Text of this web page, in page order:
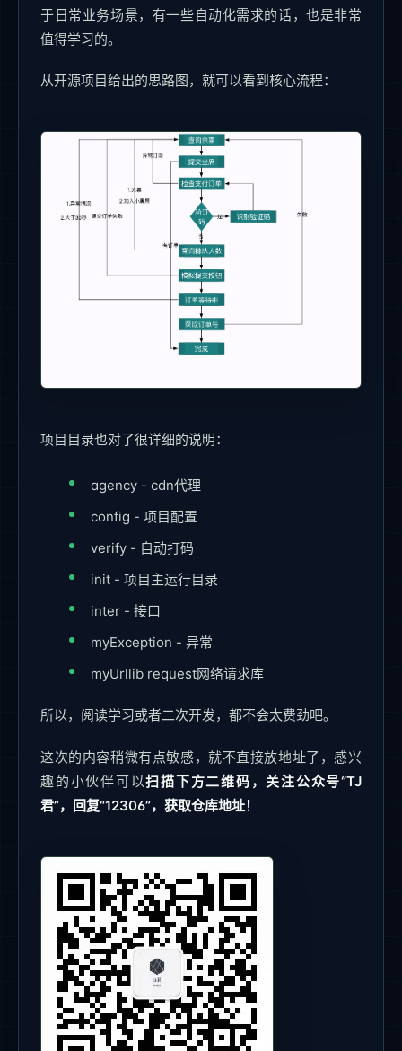
于日常业务场景，有一些自动化需求的话，也是非常
值得学习的。
从开源项目给出的思路图，就可以看到核心流程：
项目目录也对了很详细的说明：
agency - cdn代理
config - 项目配置
verify - 自动打码
init - 项目主运行目录
inter - 接口
myException - 异常
myUrllib request网络请求库
所以，阅读学习或者二次开发，都不会太费劲吧。
这次的内容稍微有点敏感，就不直接放地址了，感兴
趣的小伙伴可以扫描下方二维码，关注公众号“TJ
君”，回复“12306”，获取仓库地址！